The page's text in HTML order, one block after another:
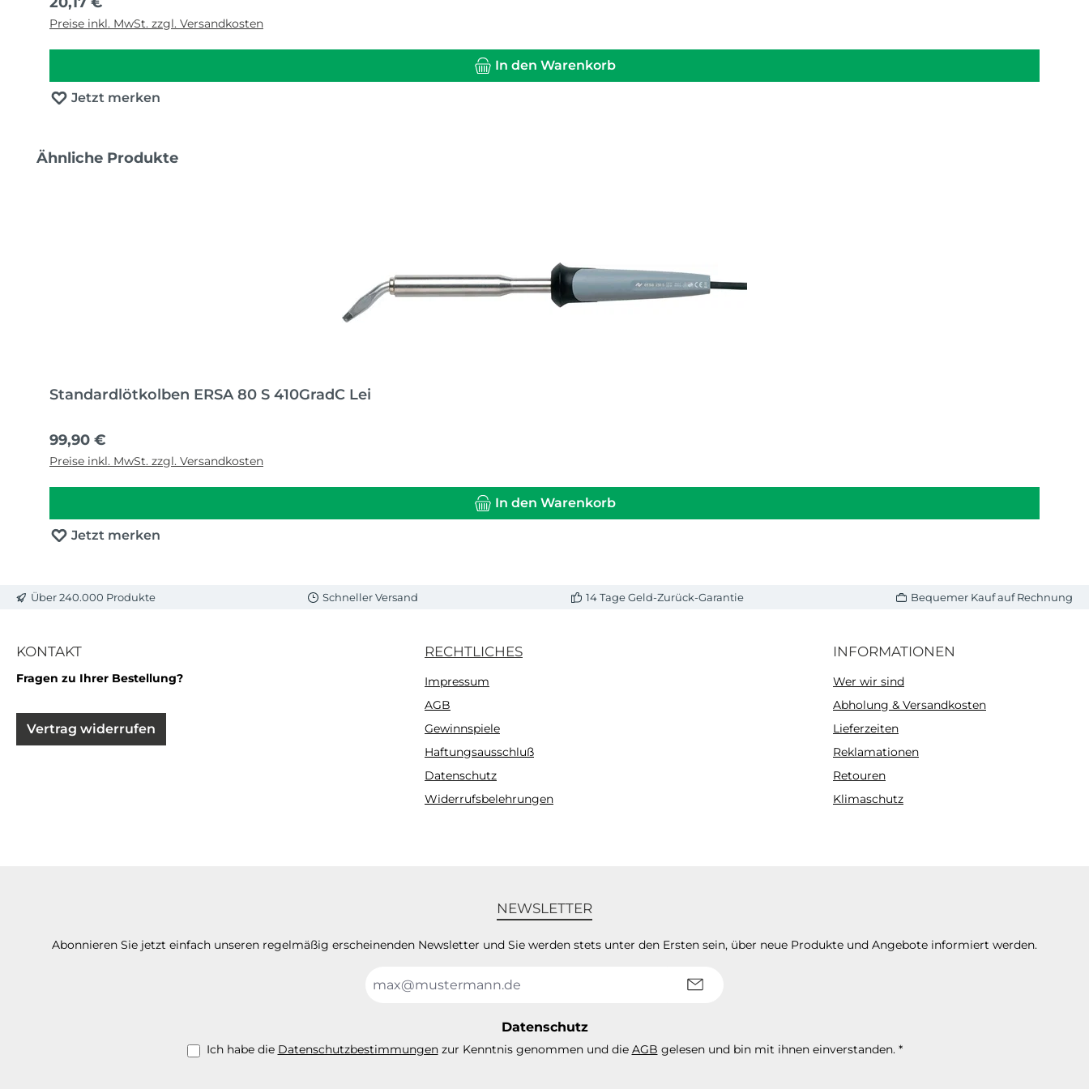
Preise inkl. MwSt. zzgl. Versandkosten
In den Warenkorb
Jetzt merken
Produktgalerie überspringen
Ähnliche Produkte
Standardlötkolben ERSA 80 S 410GradC Lei
Regulärer Preis:
99,90 €
Preise inkl. MwSt. zzgl. Versandkosten
In den Warenkorb
Jetzt merken
Über 240.000 Produkte Schneller Versand 14 Tage Geld-Zurück-Garantie Bequemer Kauf auf Rechnung
KONTAKT
Fragen zu Ihrer Bestellung?
Vertrag widerrufen
RECHTLICHES
Impressum
AGB
Gewinnspiele
Haftungsausschluß
Datenschutz
Widerrufsbelehrungen
INFORMATIONEN
Wer wir sind
Abholung & Versandkosten
Lieferzeiten
Reklamationen
Retouren
Klimaschutz
NEWSLETTER
Abonnieren Sie jetzt einfach unseren regelmäßig erscheinenden Newsletter und Sie werden stets unter den Ersten sein, über neue Produkte und Angebote informiert werden.
Mail-
Datenschutz
Ich habe die Datenschutzbestimmungenzur Kenntnis genommen und die AGB gelesen und bin mit ihnen einverstanden. *